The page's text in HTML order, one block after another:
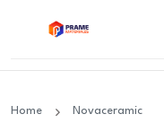
Home Novaceramic